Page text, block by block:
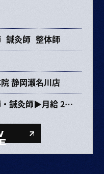
鍼灸師 整体師
静岡瀬名川店
柔道整復師・鍼灸師▶月給 237,353円〜463,670円
～385,264円
円～68,406円（25時間）
10,000円